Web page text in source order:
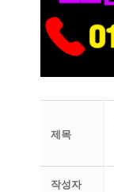
제목
작성자